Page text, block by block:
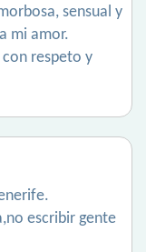
sensual y
mi amor.
respeto y
escribir gente